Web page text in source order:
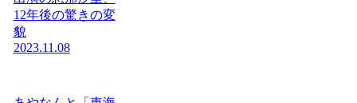
12年後の驚きの変
貌
2023.11.08